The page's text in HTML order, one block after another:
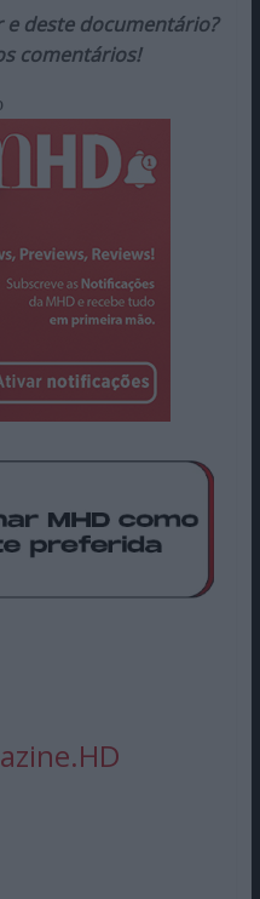
deste documentário?
comentários!